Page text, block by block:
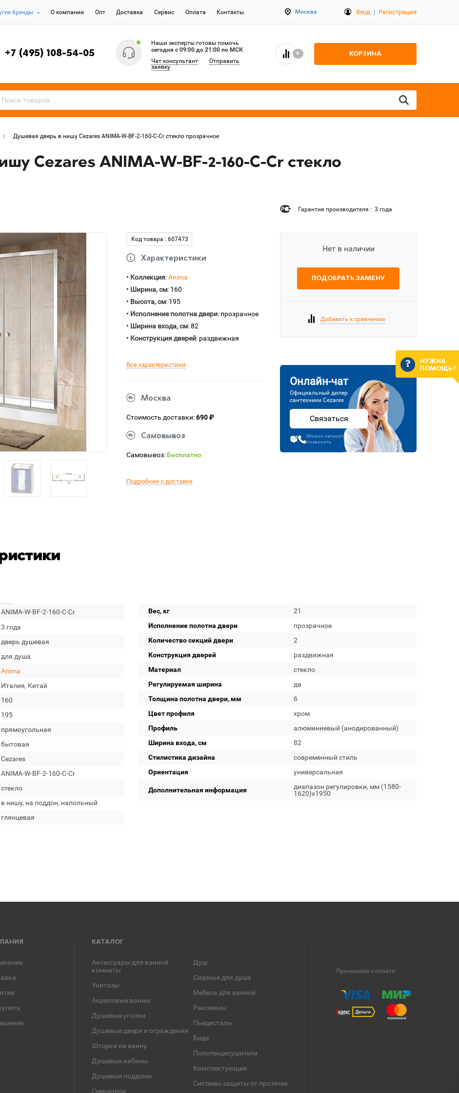
бренды О компании Опт Доставка Сервис Оплата Контакты Москва Вход | Регистрация
+7 (495) 108-54-05
Наши эксперты готовы помочь
сегодня c 09:00 до 21:00 по МСК
Чат консультант
Отправить
заявку
0 КОРЗИНА
Душевая дверь в нишу Cezares ANIMA-W-BF-2-160-C-Cr стекло прозрачное
Cezares ANIMA-W-BF-2-160-C-Cr стекло
Гарантия производителя : 3 года
Код товара : 607473
Характеристики
• Коллекция:Anima
• Ширина, см: 160
• Высота, см: 195
• Исполнение полотна двери: прозрачное
• Ширина входа, см: 82
• Конструкция дверей: раздвижная
Все характеристики
Москва
Стоимость доставки:690 ₽
Самовывоз
Самовывоз:Бесплатно
Подробнее о доставке
Нет в наличии
ПОДОБРАТЬ ЗАМЕНУ
Добавить к сравнению
Онлайн-чат
Официальный дилер
сантехники Cezares
Связаться
Можно написать или
позвонить
ANIMA-W-BF-2-160-C-Cr
3 года
дверь душевая
для душа
Anima
Италия, Китай
160
195
прямоугольная
бытовая
Cezares
ANIMA-W-BF-2-160-C-Cr
стекло
в нишу, на поддон, напольный
глянцевая
Вес, кг
21
Исполнение полотна двери
прозрачное
Количество секций двери
2
Конструкция дверей
раздвижная
Материал
стекло
Регулируемая ширина
да
Толщина полотна двери, мм
6
Цвет профиля
хром
Профиль
алюминиевый (анодированный)
Ширина входа, см
82
Стилистика дизайна
современный стиль
Ориентация
универсальная
Дополнительная информация
диапазон регулировки, мм (1580-
1620)x1950
КАТАЛОГ
Аксессуары для ванной
комнаты
Унитазы
Акриловые ванны
Душевые уголки
Душевые двери и ограждения
Шторки на ванну
Душевые кабины
Душевые поддоны
Смесители
Душ
Сиденье для душа
Мебель для ванной
Раковины
Пьедесталы
Биде
Полотенцесушители
Комплектующие
Системы защиты от протечек
Принимаем к оплате:
НУЖНА
ПОМОЩЬ?